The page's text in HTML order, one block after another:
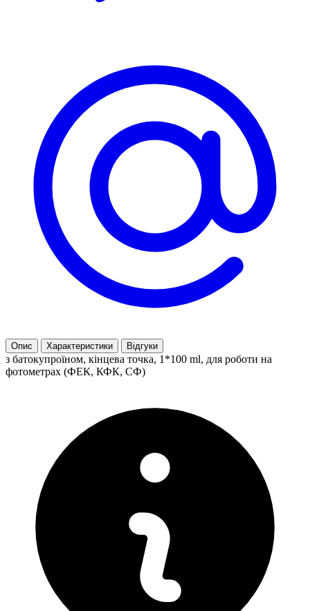
Опис Характеристики Відгуки
з батокупроїном, кінцева точка, 1*100 ml, для роботи на
фотометрах (ФЕК, КФК, СФ)